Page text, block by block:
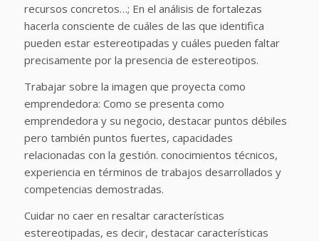
recursos concretos…; En el análisis de fortalezas
hacerla consciente de cuáles de las que identifica
pueden estar estereotipadas y cuáles pueden faltar
precisamente por la presencia de estereotipos.
Trabajar sobre la imagen que proyecta como
emprendedora: Como se presenta como
emprendedora y su negocio, destacar puntos débiles
pero también puntos fuertes, capacidades
relacionadas con la gestión. conocimientos técnicos,
experiencia en términos de trabajos desarrollados y
competencias demostradas.
Cuidar no caer en resaltar características
estereotipadas, es decir, destacar características